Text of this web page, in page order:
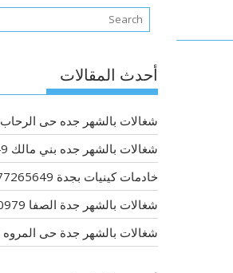
أحدث المقالات
شغالات بالشهر جده حى الرحاب 0577265649
شغالات بالشهر جده بني مالك 0577265649
خادمات كينيات بجدة 0577265649
شغالات بالشهر جدة الصفا 0571400979
شغالات بالشهر جدة حى المروه 0562346904